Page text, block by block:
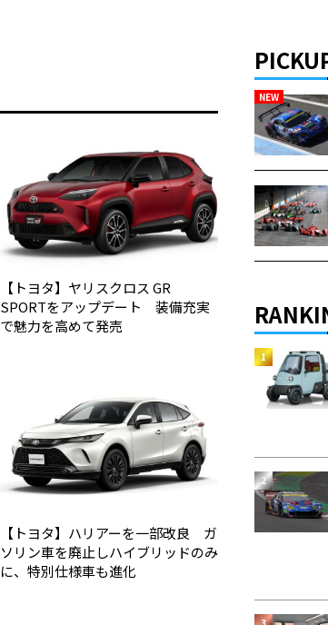
【トヨタ】ヤリスクロス GR
SPORTをアップデート 装備充実
で魅力を高めて発売
【トヨタ】ハリアーを一部改良 ガ
ソリン車を廃止しハイブリッドのみ
に、特別仕様車も進化
NEW